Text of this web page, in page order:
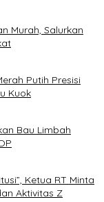
Murah, Salurkan
Putih Presisi
Kuok
Bau Limbah
Ketua RT Minta
Aktivitas Z